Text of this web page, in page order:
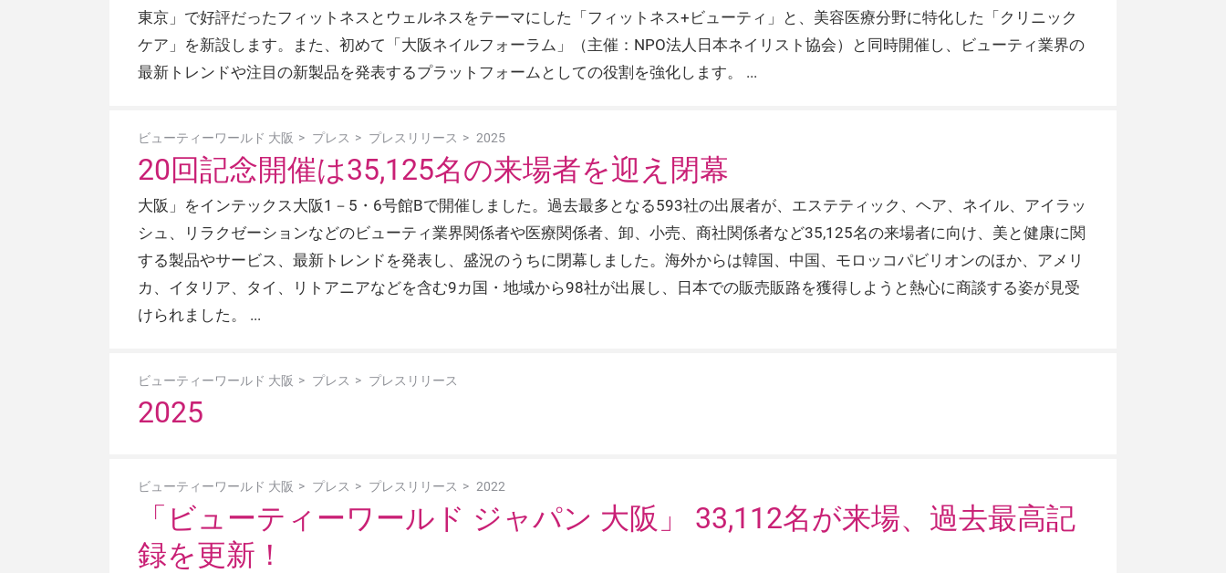
東京」で好評だったフィットネスとウェルネスをテーマにした「フィットネス+ビューティ」と、美容医療分野に特化した「クリニック
ケア」を新設します。また、初めて「大阪ネイルフォーラム」（主催：NPO法人日本ネイリスト協会）と同時開催し、ビューティ業界の
最新トレンドや注目の新製品を発表するプラットフォームとしての役割を強化します。
ビューティーワールド 大阪 プレス プレスリリース 2025
20回記念開催は35,125名の来場者を迎え閉幕
大阪」をインテックス大阪1－5・6号館Bで開催しました。過去最多となる593社の出展者が、エステティック、ヘア、ネイル、アイラッ
シュ、リラクゼーションなどのビューティ業界関係者や医療関係者、卸、小売、商社関係者など35,125名の来場者に向け、美と健康に関
する製品やサービス、最新トレンドを発表し、盛況のうちに閉幕しました。海外からは韓国、中国、モロッコパビリオンのほか、アメリ
カ、イタリア、タイ、リトアニアなどを含む9カ国・地域から98社が出展し、日本での販売販路を獲得しようと熱心に商談する姿が見受
けられました。
ビューティーワールド 大阪 プレス プレスリリース
2025
ビューティーワールド 大阪 プレス プレスリリース 2022
「ビューティーワールド ジャパン 大阪」 33,112名が来場、過去最高記
録を更新！